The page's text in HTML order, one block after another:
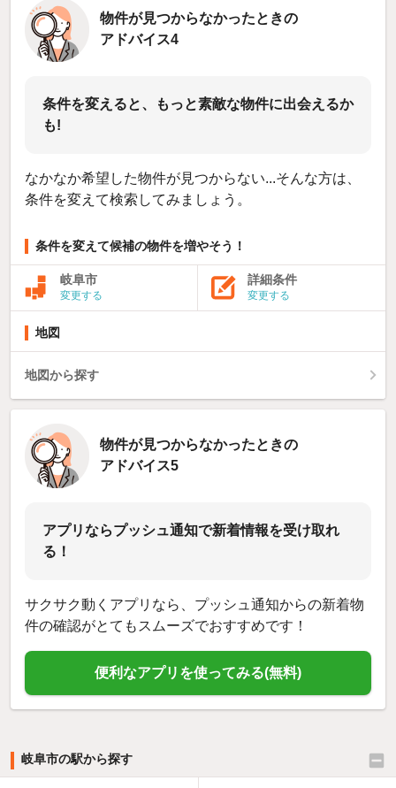
物件が見つからなかったときの
アドバイス4
条件を変えると、もっと素敵な物件に出会えるか
も!
なかなか希望した物件が見つからない...そんな方は、
条件を変えて検索してみましょう。
条件を変えて候補の物件を増やそう！
岐阜市
変更する
詳細条件
変更する
地図
地図から探す
物件が見つからなかったときの
アドバイス5
アプリならプッシュ通知で新着情報を受け取れ
る！
サクサク動くアプリなら、プッシュ通知からの新着物
件の確認がとてもスムーズでおすすめです！
便利なアプリを使ってみる(無料)
岐阜市の駅から探す